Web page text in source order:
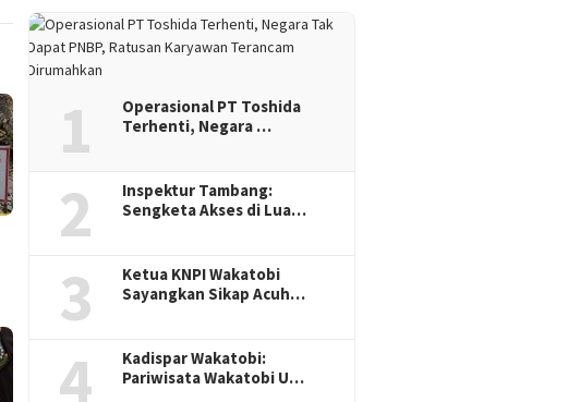
1
Operasional PT Toshida
Terhenti, Negara …
2
Inspektur Tambang:
Sengketa Akses di Lua…
3
Ketua KNPI Wakatobi
Sayangkan Sikap Acuh…
4
Kadispar Wakatobi:
Pariwisata Wakatobi U…